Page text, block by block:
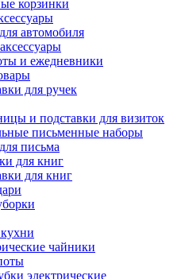
корзинки
автомобиля
и ежедневники
для ручек
и подставки для визиток
письменные наборы
письма
для книг
для книг
чайники
электрические